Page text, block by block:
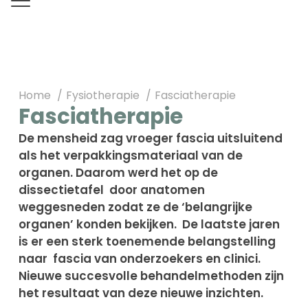
Home Fysiotherapie Fasciatherapie
Fasciatherapie
De mensheid zag vroeger fascia uitsluitend
als het verpakkingsmateriaal van de
organen. Daarom werd het op de
dissectietafel door anatomen
weggesneden zodat ze de ‘belangrijke
organen’ konden bekijken. De laatste jaren
is er een sterk toenemende belangstelling
naar fascia van onderzoekers en clinici.
Nieuwe succesvolle behandelmethoden zijn
het resultaat van deze nieuwe inzichten.